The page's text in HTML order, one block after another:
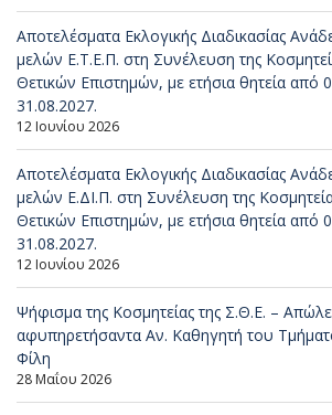
Αποτελέσματα Εκλογικής Διαδικασίας
μελών Ε.Τ.Ε.Π. στη Συνέλευση της
Θετικών Επιστημών, με ετήσια θητεία από
31.08.2027.
12 Ιουνίου 2026
Αποτελέσματα Εκλογικής Διαδικασίας
μελών Ε.ΔΙ.Π. στη Συνέλευση της
Θετικών Επιστημών, με ετήσια θητεία από
31.08.2027.
12 Ιουνίου 2026
Ψήφισμα της Κοσμητείας της Σ.Θ.Ε. –
αφυπηρετήσαντα Αν. Καθηγητή του
Φίλη
28 Μαΐου 2026